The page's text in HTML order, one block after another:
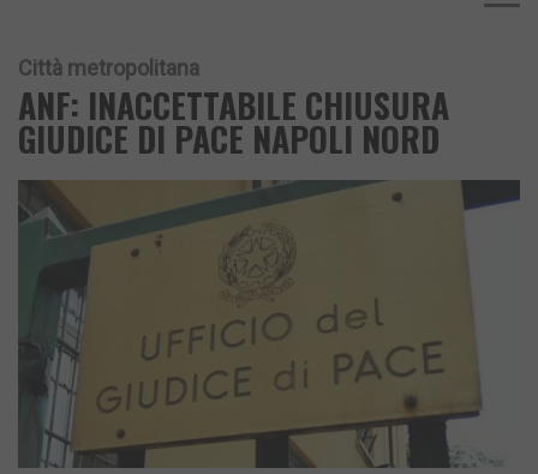
Città metropolitana
ANF: INACCETTABILE CHIUSURA
GIUDICE DI PACE NAPOLI NORD